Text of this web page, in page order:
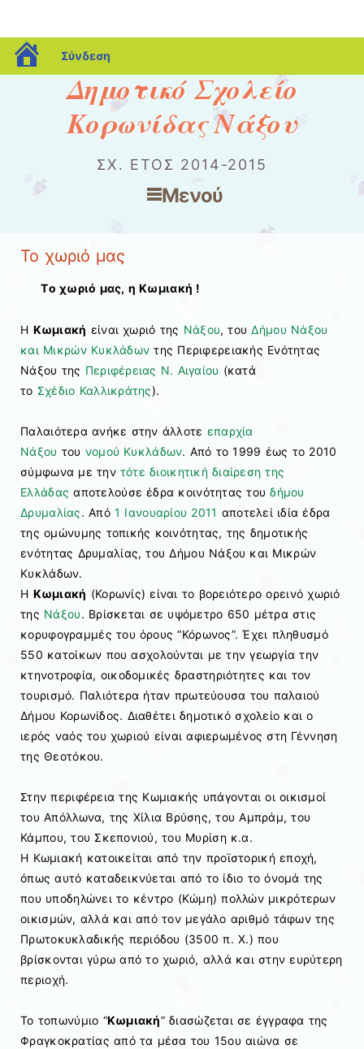
blogs.sch.gr
Σύνδεση
Δημοτικό Σχολείο
Κορωνίδας Νάξου
ΣΧ. ΈΤΟΣ 2014-2015
Μενού
Το χωριό μας
Tο χωριό μας, η Κωμιακή !
Η Κωμιακή είναι χωριό της Νάξου, τουΔήμου Νάξου
και Μικρών Κυκλάδων της Περιφερειακής Ενότητας
Νάξου της Περιφέρειας Ν. Αιγαίου (κατά
το Σχέδιο Καλλικράτης).
Παλαιότερα ανήκε στην άλλοτε επαρχία
Νάξου του νομού Κυκλάδων. Από το 1999 έως το 2010
σύμφωνα με την τότε διοικητική διαίρεση της
Ελλάδας αποτελούσε έδρα κοινότητας τουδήμου
Δρυμαλίας. Από1 Ιανουαρίου 2011 αποτελεί ιδία έδρα
της ομώνυμης τοπικής κοινότητας, της δημοτικής
ενότητας Δρυμαλίας, του Δήμου Νάξου και Μικρών
Κυκλάδων.
Η Κωμιακή (Κορωνίς) είναι το βορειότερο ορεινό χωριό
της Νάξου. Βρίσκεται σε υψόμετρο 650 μέτρα στις
κορυφογραμμές του όρους “Κόρωνος”. Έχει πληθυσμό
550 κατοίκων που ασχολούνται με την γεωργία την
κτηνοτροφία, οικοδομικές δραστηριότητες και τον
τουρισμό. Παλιότερα ήταν πρωτεύουσα του παλαιού
Δήμου Κορωνίδος. Διαθέτει δημοτικό σχολείο και ο
ιερός ναός του χωριού είναι αφιερωμένος στη Γέννηση
της Θεοτόκου.
Στην περιφέρεια της Κωμιακής υπάγονται οι οικισμοί
του Απόλλωνα, της Χίλια Βρύσης, του Αμπράμ, του
Κάμπου, του Σκεπονιού, του Μυρίση κ.α.
Η Κωμιακή κατοικείται από την προϊστορική εποχή,
όπως αυτό καταδεικνύεται από το ίδιο το όνομά της
που υποδηλώνει το κέντρο (Κώμη) πολλών μικρότερων
οικισμών, αλλά και από τον μεγάλο αριθμό τάφων της
Πρωτοκυκλαδικής περιόδου (3500 π. Χ.) που
βρίσκονται γύρω από το χωριό, αλλά και στην ευρύτερη
περιοχή.
Το τοπωνύμιο “Κωμιακή” διασώζεται σε έγγραφα της
Φραγκοκρατίας από τα μέσα του 15ου αιώνα σε